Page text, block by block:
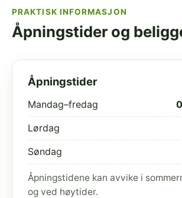
PRAKTISK INFORMASJON
Åpningstider og
Åpningstider
Mandag–fredag
Lørdag
Søndag
Åpningstidene kan avvike i
og ved høytider.